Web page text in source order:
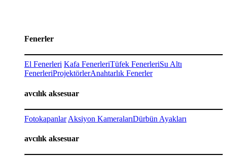
Fenerler
El Fenerleri Kafa FenerleriTüfek FenerleriSu Altı
FenerleriProjektörlerAnahtarlık Fenerler
avcılık aksesuar
Fotokapanlar Aksiyon KameralarıDürbün Ayakları
avcılık aksesuar